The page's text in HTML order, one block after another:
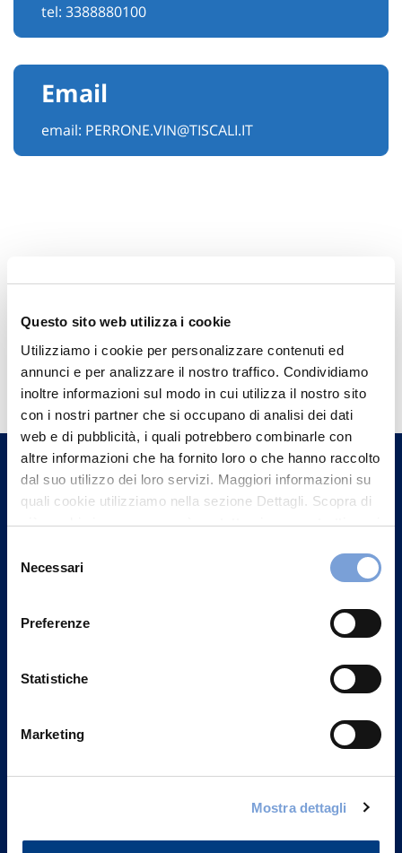
Questo sito web utilizza i cookie
Utilizziamo i cookie per personalizzare contenuti ed
annunci e per analizzare il nostro traffico. Condividiamo
inoltre informazioni sul modo in cui utilizza il nostro sito
con i nostri partner che si occupano di analisi dei dati
web e di pubblicità, i quali potrebbero combinarle con
altre informazioni che ha fornito loro o che hanno raccolto
dal suo utilizzo dei loro servizi. Maggiori informazioni su
quali cookie utilizziamo nella sezione Dettagli. Scopra di
più su chi siamo, come può contattarci e come trattiamo i
può trovare nel footer del sito nella sezione "Informativa
delNecessari
Preferenze
Statistiche
Marketing
Mostra dettagli
tel: 3388880100
Email
email: PERRONE.VIN@TISCALI.IT
Hai bisogno di
informazioni?
Trova l'Agenzia più vicina a te e parla con
un nostro Agente.
Contattaci
Vittoria Assicurazioni S.p.A.
Part. IVA 01329510158